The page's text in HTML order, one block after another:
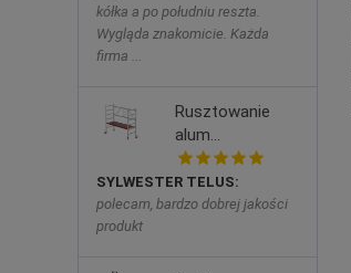
kółka a po południu reszta.
Wygląda znakomicie. Każda
firma ...
Rusztowanie
alum...
SYLWESTER TELUS:
polecam, bardzo dobrej jakości
produkt